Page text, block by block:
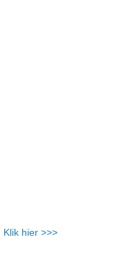
Klik hier >>>